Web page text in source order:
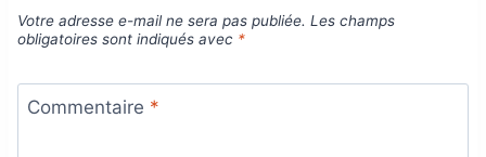
Votre adresse e-mail ne sera pas publiée. Les champs
obligatoires sont indiqués avec *
Commentaire *